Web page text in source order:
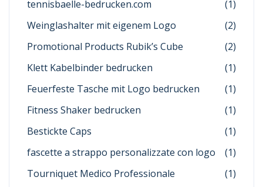
tennisbaelle-bedrucken.com
(1)
Weinglashalter mit eigenem Logo
(2)
Promotional Products Rubik’s Cube
(2)
Klett Kabelbinder bedrucken
(1)
Feuerfeste Tasche mit Logo bedrucken
(1)
Fitness Shaker bedrucken
(1)
Bestickte Caps
(1)
fascette a strappo personalizzate con logo
(1)
Tourniquet Medico Professionale
(1)